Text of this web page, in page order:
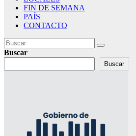
FIN DE SEMANA
PAÍS
CONTACTO
Buscar
Buscar